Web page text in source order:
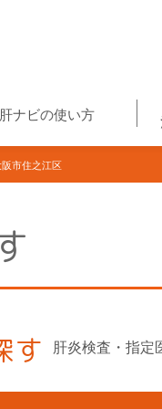
肝ナビの使い方
市住之江区
す 肝炎検査・指定